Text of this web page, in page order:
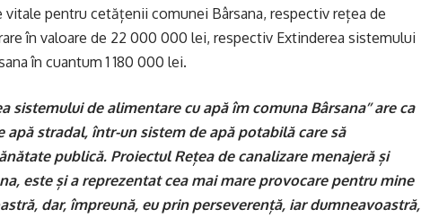
pentru cetățenii comunei Bârsana, respectiv rețea de
în valoare de 22 000 000 lei, respectiv Extinderea sistemului
în cuantum 1 180 000 lei.
sistemului de alimentare cu apă îm comuna Bârsana’’ are ca
stradal, într-un sistem de apă potabilă care să
publică. Proiectul Rețea de canalizare menajeră și
este și a reprezentat cea mai mare provocare pentru mine
dar, împreună, eu prin perseverență, iar dumneavoastră,